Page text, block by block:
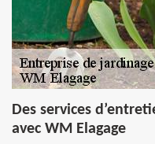
Des services
avec WM Elagage